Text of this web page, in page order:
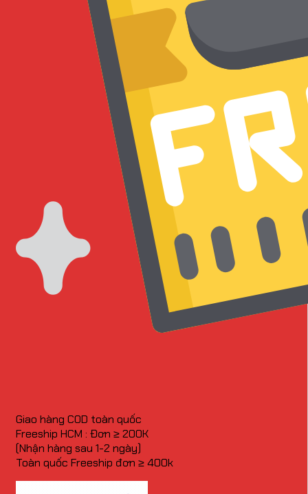
Giao hàng COD toàn quốc
Freeship HCM : Đơn ≥ 200K
(Nhận hàng sau 1-2 ngày)
Toàn quốc Freeship đơn ≥ 400k